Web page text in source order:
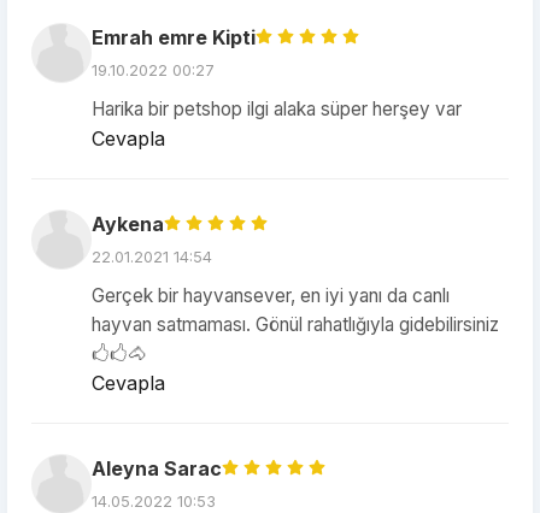
Emrah emre Kipti
19.10.2022 00:27
Harika bir petshop ilgi alaka süper herşey var
Cevapla
Aykena
22.01.2021 14:54
Gerçek bir hayvansever, en iyi yanı da canlı
hayvan satmaması. Gönül rahatlığıyla gidebilirsiniz
🖒🖒🐴
Cevapla
Aleyna Sarac
14.05.2022 10:53